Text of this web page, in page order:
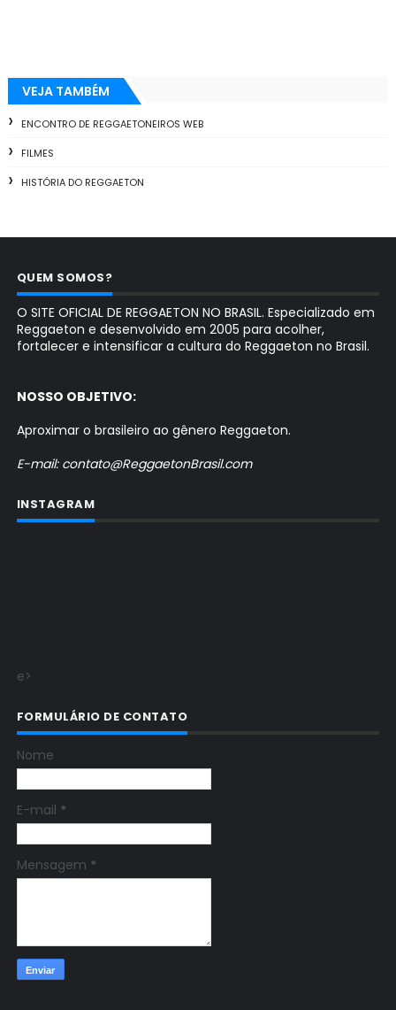
VEJA TAMBÉM
ENCONTRO DE REGGAETONEIROS WEB
FILMES
HISTÓRIA DO REGGAETON
QUEM SOMOS?
O SITE OFICIAL DE REGGAETON NO BRASIL. Especializado em
Reggaeton e desenvolvido em 2005 para acolher,
fortalecer e intensificar a cultura do Reggaeton no Brasil.
NOSSO OBJETIVO:
Aproximar o brasileiro ao gênero Reggaeton.
E-mail: contato@ReggaetonBrasil.com
INSTAGRAM
e>
FORMULÁRIO DE CONTATO
Nome
E-mail *
Mensagem *